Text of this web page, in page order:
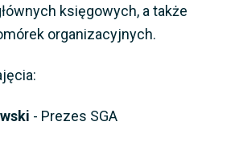
księgowych, a także
organizacyjnych.
- Prezes SGA